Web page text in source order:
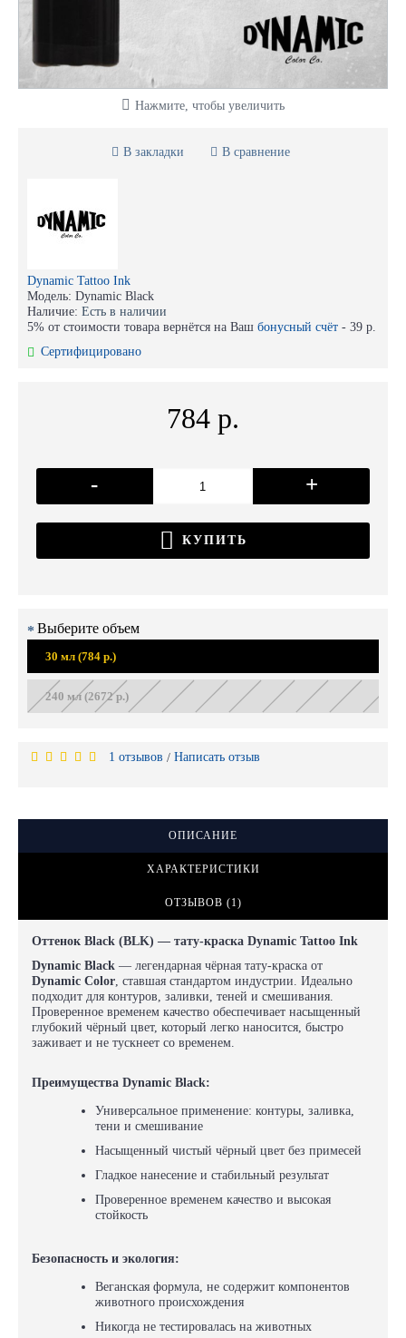
Нажмите, чтобы увеличить
В закладки В сравнение
Dynamic Tattoo Ink
Модель: Dynamic Black
Наличие: Есть в наличии
5% от стоимости товара вернётся на Ваш бонусный счёт - 39 р.
Сертифицировано
784 р.
- +
КУПИТЬ
Выберите объем
30 мл (784 р.)
240 мл (2672 р.)
1 отзывов / Написать отзыв
ОПИСАНИЕ
ХАРАКТЕРИСТИКИ
ОТЗЫВОВ (1)
Оттенок Black (BLK) — тату-краска Dynamic Tattoo Ink
Dynamic Black — легендарная чёрная тату-краска от
Dynamic Color, ставшая стандартом индустрии. Идеально
подходит для контуров, заливки, теней и смешивания.
Проверенное временем качество обеспечивает насыщенный
глубокий чёрный цвет, который легко наносится, быстро
заживает и не тускнеет со временем.
Преимущества Dynamic Black:
Универсальное применение: контуры, заливка,
тени и смешивание
Насыщенный чистый чёрный цвет без примесей
Гладкое нанесение и стабильный результат
Проверенное временем качество и высокая
стойкость
Безопасность и экология:
Веганская формула, не содержит компонентов
животного происхождения
Никогда не тестировалась на животных